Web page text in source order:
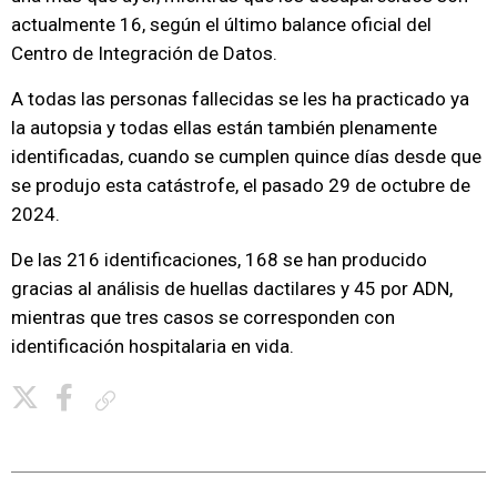
actualmente 16, según el último balance oficial del
Centro de Integración de Datos.
A todas las personas fallecidas se les ha practicado ya
la autopsia y todas ellas están también plenamente
identificadas, cuando se cumplen quince días desde que
se produjo esta catástrofe, el pasado 29 de octubre de
2024.
De las 216 identificaciones, 168 se han producido
gracias al análisis de huellas dactilares y 45 por ADN,
mientras que tres casos se corresponden con
identificación hospitalaria en vida.